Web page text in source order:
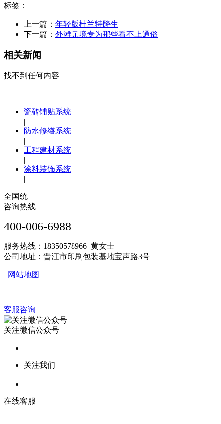
标签：
上一篇： 年轻版杜兰特降生
下一篇： 外滩元境专为那些看不上通俗
相关新闻
找不到任何内容
瓷砖铺贴系统
|
防水修缮系统
|
工程建材系统
|
涂料装饰系统
|
全国统一
咨询热线
400-006-6988
服务热线：18350578966 黄女士
公司地址：晋江市印刷包装基地宝声路3号
网站地图
客服咨询
关注微信公众号
关注我们
在线客服